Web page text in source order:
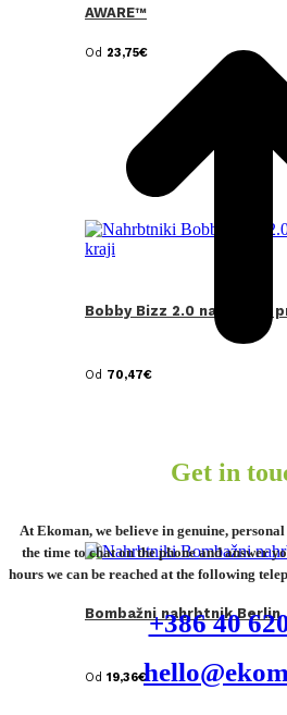
AWARE™
Od 23,75€
Bobby Bizz 2.0 nahrbtnik
Od 70,47€
Bombažni nahrbtnik Berlin
Od 19,36€
Get in
At Ekoman, we believe in genuine,
the time to chat on the phone and answer
hours we can be reached at the following
+386 40